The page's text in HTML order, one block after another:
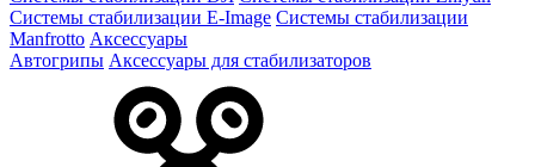
Системы стабилизации E-Image Системы стабилизации
Manfrotto Аксессуары
Автогрипы Аксессуары для стабилизаторов